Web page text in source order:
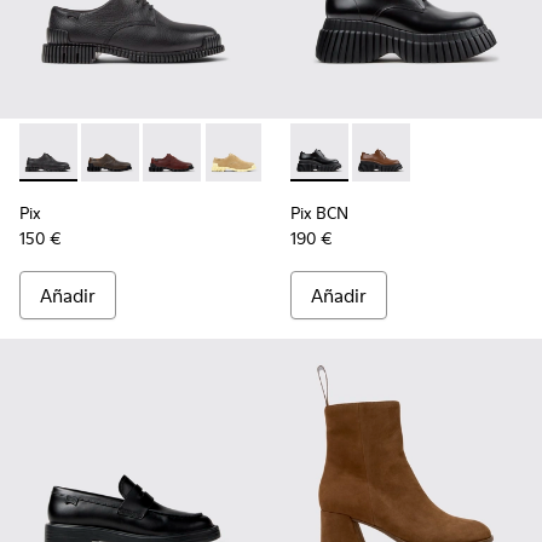
Pix - K201851-001 - Zapatos de piel negros para mujer.
Pix - K201851-011
Pix - K201851-010
Pix - K201851-007
Pix - K201851-003
Pix
150 €
Añadir
Pix BCN - K201949-001 -
Pix BCN - K201949-
Pix BCN
190 €
Añadir